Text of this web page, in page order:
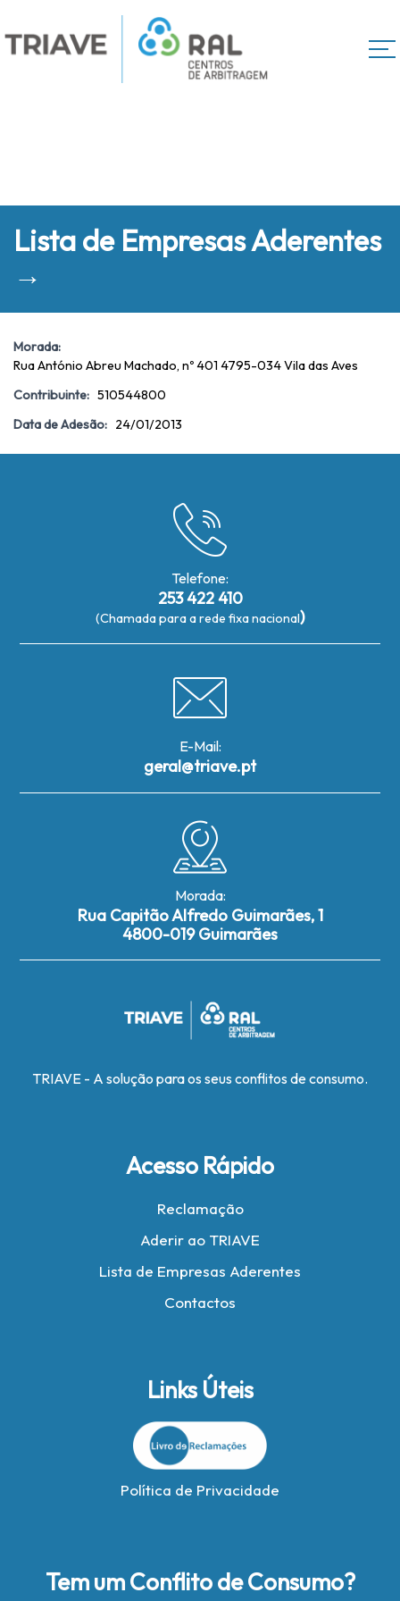
Lista de Empresas Aderentes
→
Morada:
Rua António Abreu Machado, nº 401 4795-034 Vila das Aves
Contribuinte: 510544800
Data de Adesão: 24/01/2013
Telefone:
253 422 410
(Chamada para a rede fixa nacional)
E-Mail:
geral@triave.pt
Morada:
Rua Capitão Alfredo Guimarães, 1
4800-019 Guimarães
TRIAVE - A solução para os seus conflitos de consumo.
Acesso Rápido
Reclamação
Aderir ao TRIAVE
Lista de Empresas Aderentes
Contactos
Links Úteis
Política de Privacidade
Tem um Conflito de Consumo?